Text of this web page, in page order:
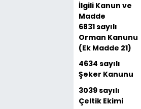
İlgili Kanun ve
Madde
6831 sayılı
Orman Kanunu
(Ek Madde 21)
4634 sayılı
Şeker Kanunu
3039 sayılı
Çeltik Ekimi